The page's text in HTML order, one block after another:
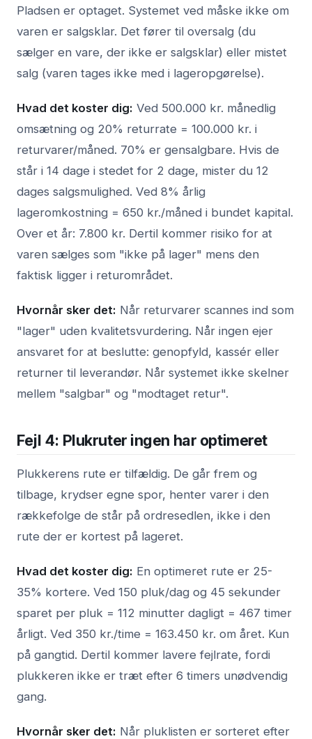
Pladsen er optaget. Systemet ved måske ikke om
varen er salgsklar. Det fører til oversalg (du
sælger en vare, der ikke er salgsklar) eller mistet
salg (varen tages ikke med i lageropgørelse).
Hvad det koster dig: Ved 500.000 kr. månedlig
omsætning og 20% returrate = 100.000 kr. i
returvarer/måned. 70% er gensalgbare. Hvis de
står i 14 dage i stedet for 2 dage, mister du 12
dages salgsmulighed. Ved 8% årlig
lageromkostning = 650 kr./måned i bundet kapital.
Over et år: 7.800 kr. Dertil kommer risiko for at
varen sælges som "ikke på lager" mens den
faktisk ligger i returområdet.
Hvornår sker det: Når returvarer scannes ind som
"lager" uden kvalitetsvurdering. Når ingen ejer
ansvaret for at beslutte: genopfyld, kassér eller
returner til leverandør. Når systemet ikke skelner
mellem "salgbar" og "modtaget retur".
Fejl 4: Plukruter ingen har optimeret
Plukkerens rute er tilfældig. De går frem og
tilbage, krydser egne spor, henter varer i den
rækkefolge de står på ordresedlen, ikke i den
rute der er kortest på lageret.
Hvad det koster dig: En optimeret rute er 25-
35% kortere. Ved 150 pluk/dag og 45 sekunder
sparet per pluk = 112 minutter dagligt = 467 timer
årligt. Ved 350 kr./time = 163.450 kr. om året. Kun
på gangtid. Dertil kommer lavere fejlrate, fordi
plukkeren ikke er træt efter 6 timers unødvendig
gang.
Hvornår sker det: Når pluklisten er sorteret efter